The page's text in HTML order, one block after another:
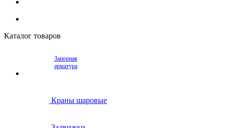
Каталог товаров
Запорная
арматура
Краны шаровые